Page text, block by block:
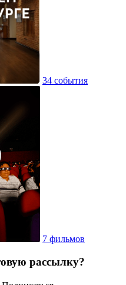
34 события
7 фильмов
рассылку?